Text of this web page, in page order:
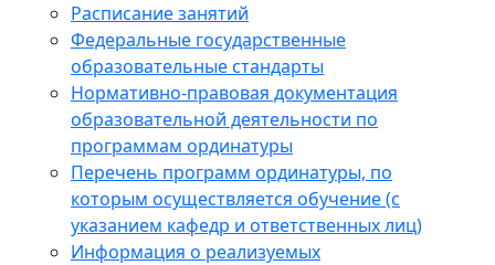
Расписание занятий
Федеральные государственные
образовательные стандарты
Нормативно-правовая документация
образовательной деятельности по
программам ординатуры
Перечень программ ординатуры, по
которым осуществляется обучение (с
указанием кафедр и ответственных лиц)
Информация о реализуемых